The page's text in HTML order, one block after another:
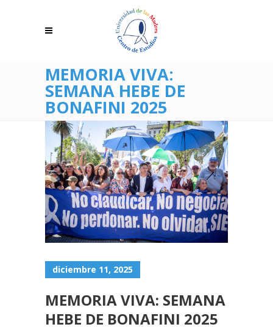
MEMORIA VIVA:
SEMANA HEBE DE
BONAFINI 2025
diciembre 11, 2025
MEMORIA VIVA: SEMANA
HEBE DE BONAFINI 2025